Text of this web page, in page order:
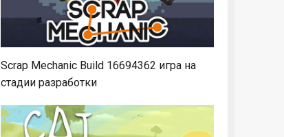
Scrap Mechanic Build 16694362 игра на
стадии разработки